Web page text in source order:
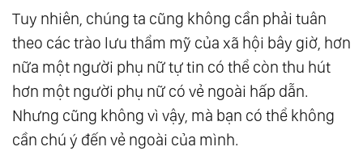
Chỗ Sớm Hay Muộn, Mà Đến Từ 3 Điểm Mấu
Chốt Này
93.Người Có Thể Nhẫn Ắt Tránh Được Rắc
Rối, Sống Tiêu Diêu Mà Không Sợ Phiền Muộn
94.Thế Nào Là Dũng Cảm Thật Sự?
95.Vì Sao Người Xưa Nói: “Đầu Của Nam,
Tuy nhiên, chúng ta cũng không cần phải tuân
theo các trào lưu thẩm mỹ của xã hội bây giờ, hơn
nữa một người phụ nữ tự tin có thể còn thu hút
hơn một người phụ nữ có vẻ ngoài hấp dẫn.
Nhưng cũng không vì vậy, mà bạn có thể không
cần chú ý đến vẻ ngoài của mình.